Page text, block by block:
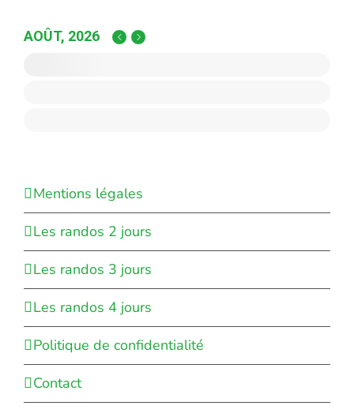
AOÛT, 2026
Mentions légales
Les randos 2 jours
Les randos 3 jours
Les randos 4 jours
Politique de confidentialité
Contact